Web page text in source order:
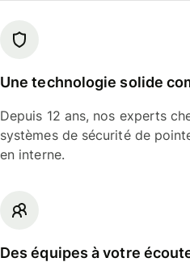
Une technologie solide
Depuis 12 ans, nos experts
systèmes de sécurité de
en interne.
Des équipes à votre